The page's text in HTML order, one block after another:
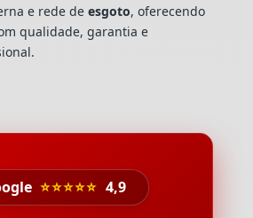
e rede de esgoto, oferecendo
qualidade, garantia e
⭐⭐⭐⭐⭐ 4,9